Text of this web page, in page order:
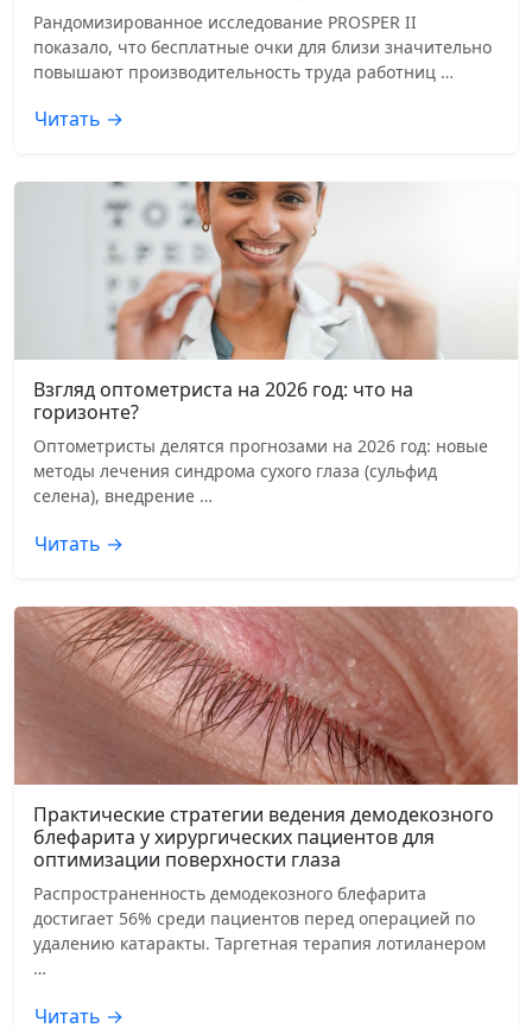
Рандомизированное исследование PROSPER II
показало, что бесплатные очки для близи значительно
повышают производительность труда работниц …
Читать →
Взгляд оптометриста на 2026 год: что на
горизонте?
Оптометристы делятся прогнозами на 2026 год: новые
методы лечения синдрома сухого глаза (сульфид
селена), внедрение …
Читать →
Практические стратегии ведения демодекозного
блефарита у хирургических пациентов для
оптимизации поверхности глаза
Распространенность демодекозного блефарита
достигает 56% среди пациентов перед операцией по
удалению катаракты. Таргетная терапия лотиланером
…
Читать →